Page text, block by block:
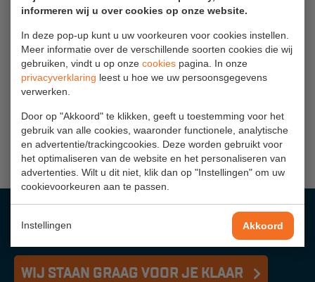
informeren wij u over cookies op onze website.
In deze pop-up kunt u uw voorkeuren voor cookies instellen.
Meer informatie over de verschillende soorten cookies die wij
gebruiken, vindt u op onze cookies pagina. In onze
privacyverklaring leest u hoe we uw persoonsgegevens
verwerken.
Door op "Akkoord" te klikken, geeft u toestemming voor het
gebruik van alle cookies, waaronder functionele, analytische
en advertentie/trackingcookies. Deze worden gebruikt voor
het optimaliseren van de website en het personaliseren van
advertenties. Wilt u dit niet, klik dan op "Instellingen" om uw
cookievoorkeuren aan te passen.
Instellingen Akkoord
Wet- en regelgeving
Garantie
Algemene voorwaarden
Webshop voorwaarden
Wil je een trap kopen?
Wij helpen je graag bij het kiezen van de trap die het best past bij
jouw werkzaamheden. Neem voor een persoonlijk advies contact
op met onze Centrale Service Dienst ( 010 - 514 00 75
HULP NODIG?
WIJ STAAN GRAAG VOOR JE KLAAR